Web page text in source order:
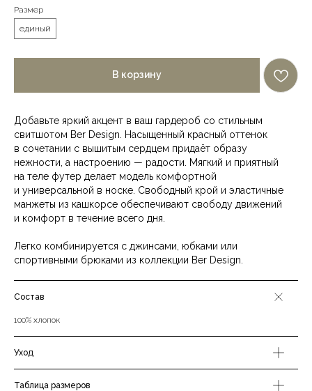
Размер
единый
В корзину
Добавьте яркий акцент в ваш гардероб со стильным
свитшотом Ber Design. Насыщенный красный оттенок
в сочетании с вышитым сердцем придаёт образу
нежности, а настроению — радости. Мягкий и приятный
на теле футер делает модель комфортной
и универсальной в носке. Свободный крой и эластичные
манжеты из кашкорсе обеспечивают свободу движений
и комфорт в течение всего дня.
Легко комбинируется с джинсами, юбками или
спортивными брюками из коллекции Ber Design.
Состав
100% хлопок
Уход
Таблица размеров